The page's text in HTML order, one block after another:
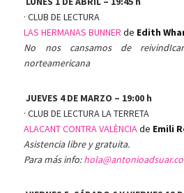
· CLUB DE LECTURA
LAS HERMANAS BUNNER de Edith
No nos cansamos de
norteamericana
JUEVES 4 DE MARZO – 19:00 h
· CLUB DE LECTURA LA TERRETA
ALACANT CONTRA VALÈNCIAde Emili
Asistencia libre y gratuita.
Para más info: